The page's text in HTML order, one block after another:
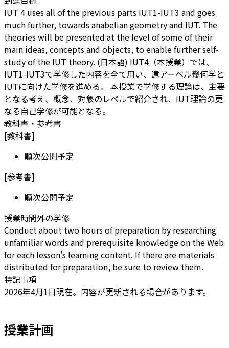
IUT 4 uses all of the previous parts IUT1-IUT3 and goes
much further, towards anabelian geometry and IUT. The
theories will be presented at the level of some of their
main ideas, concepts and objects, to enable further self-
study of the IUT theory. (日本語) IUT4（本授業）では、
IUT1-IUT3で学修した内容を全て用い、遠アーベル幾何学と
IUTに向けた学修を進める。 本授業で学修する理論は、主要
となる考え、概念、対象のレベルで紹介され、IUT理論の更
なる自己学修が可能となる。
教科書・参考書
[教科書]
順次公開予定
[参考書]
順次公開予定
授業時間外の学修
Conduct about two hours of preparation by researching
unfamiliar words and prerequisite knowledge on the Web
for each lesson's learning content. If there are materials
distributed for preparation, be sure to review them.
特記事項
2026年4月1日現在。内容が更新される場合があります。
授業計画